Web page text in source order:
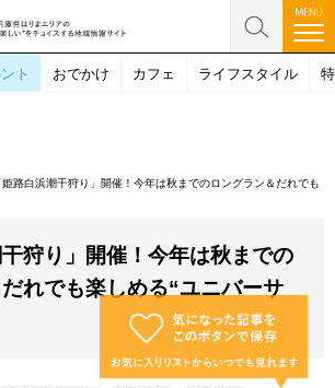
ト おでかけ カフェ ライフスタイル
姫路白浜潮干狩り」開催！今年は秋までのロングラン＆だれでも
干狩り」開催！今年は秋までの
れでも楽しめる“ユニバーサ